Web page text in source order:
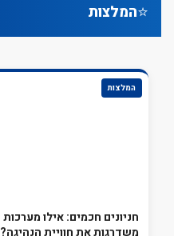
⭐המלצות
המלצות
חניונים חכמים: אילו מערכות
משדרגות את חוויית הנהיגה?